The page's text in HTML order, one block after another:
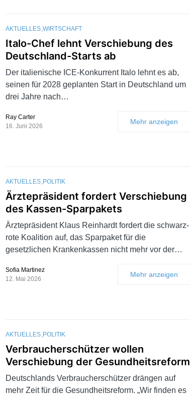
AKTUELLES WIRTSCHAFT
Italo-Chef lehnt Verschiebung des
Deutschland-Starts ab
Der italienische ICE-Konkurrent Italo lehnt es ab,
seinen für 2028 geplanten Start in Deutschland um
drei Jahre nach…
Ray Carter
16. Juni 2026
Mehr anzeigen
AKTUELLES POLITIK
Ärztepräsident fordert Verschiebung
des Kassen-Sparpakets
Ärztepräsident Klaus Reinhardt fordert die schwarz-
rote Koalition auf, das Sparpaket für die
gesetzlichen Krankenkassen nicht mehr vor der…
Sofia Martinez
12. Mai 2026
Mehr anzeigen
AKTUELLES POLITIK
Verbraucherschützer wollen
Verschiebung der Gesundheitsreform
Deutschlands Verbraucherschützer drängen auf
mehr Zeit für die Gesundheitsreform. „Wir finden es